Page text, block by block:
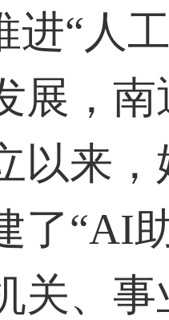
进“人
展，
以来
了“AI
关、